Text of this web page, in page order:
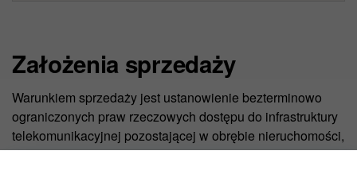
Założenia sprzedaży
Warunkiem sprzedaży jest ustanowienie bezterminowo
ograniczonych praw rzeczowych dostępu do infrastruktury
telekomunikacyjnej pozostającej w obrębie nieruchomości,
dotyczy: